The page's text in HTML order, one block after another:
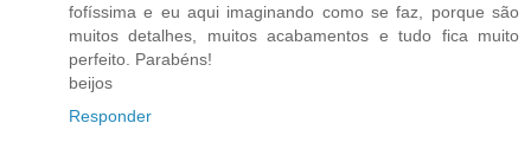
fofíssima e eu aqui imaginando como se faz, porque são
muitos detalhes, muitos acabamentos e tudo fica muito
perfeito. Parabéns!
beijos
Responder